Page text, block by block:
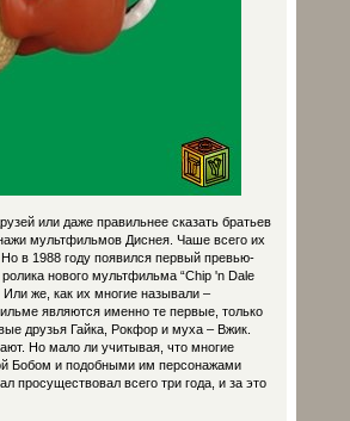
или даже правильнее сказать братьев
мультфильмов Диснея. Чаше всего их
в 1988 году появился первый превью-
нового мультфильма “Chip 'n Dale
же, как их многие называли –
являются именно те первые, только
друзья Гайка, Рокфор и муха – Вжик.
Но мало ли учитывая, что многие
Бобом и подобными им персонажами
просуществовал всего три года, и за это